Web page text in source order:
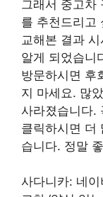
그래서 중고차
를 추천드리고
교해본 결과
알게 되었습니
방문하시면 후
지 마세요. 많
사라졌습니다.
클릭하시면 더
습니다. 정말
사다니카: 네